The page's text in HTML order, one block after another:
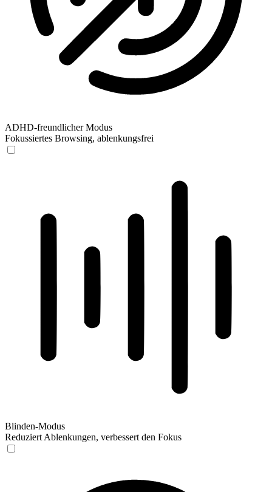
ADHD-freundlicher Modus
Fokussiertes Browsing, ablenkungsfrei
Blinden-Modus
Reduziert Ablenkungen, verbessert den Fokus